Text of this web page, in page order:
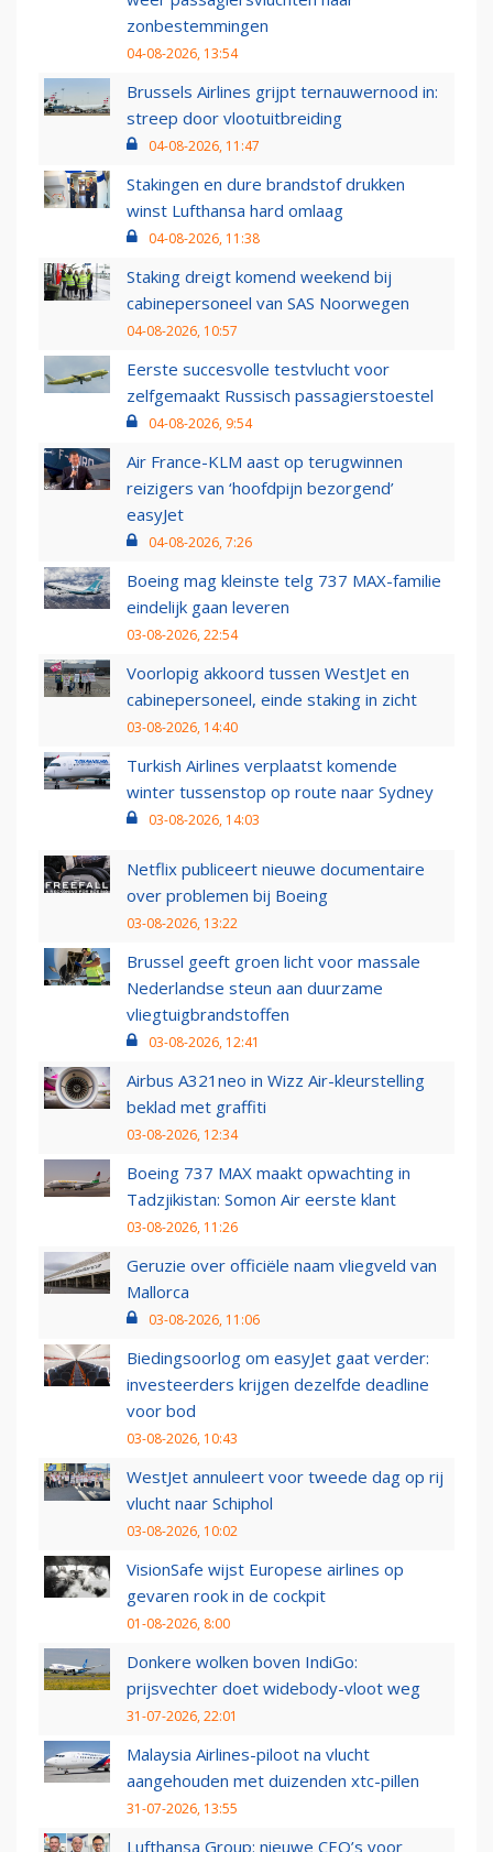
zonbestemmingen
04-08-2026, 13:54
Brussels Airlines grijpt ternauwernood in:
streep door vlootuitbreiding
04-08-2026, 11:47
Stakingen en dure brandstof drukken
winst Lufthansa hard omlaag
04-08-2026, 11:38
Staking dreigt komend weekend bij
cabinepersoneel van SAS Noorwegen
04-08-2026, 10:57
Eerste succesvolle testvlucht voor
zelfgemaakt Russisch passagierstoestel
04-08-2026, 9:54
Air France-KLM aast op terugwinnen
reizigers van ‘hoofdpijn bezorgend’
easyJet
04-08-2026, 7:26
Boeing mag kleinste telg 737 MAX-familie
eindelijk gaan leveren
03-08-2026, 22:54
Voorlopig akkoord tussen WestJet en
cabinepersoneel, einde staking in zicht
03-08-2026, 14:40
Turkish Airlines verplaatst komende
winter tussenstop op route naar Sydney
03-08-2026, 14:03
Netflix publiceert nieuwe documentaire
over problemen bij Boeing
03-08-2026, 13:22
Brussel geeft groen licht voor massale
Nederlandse steun aan duurzame
vliegtuigbrandstoffen
03-08-2026, 12:41
Airbus A321neo in Wizz Air-kleurstelling
beklad met graffiti
03-08-2026, 12:34
Boeing 737 MAX maakt opwachting in
Tadzjikistan: Somon Air eerste klant
03-08-2026, 11:26
Geruzie over officiële naam vliegveld van
Mallorca
03-08-2026, 11:06
Biedingsoorlog om easyJet gaat verder:
investeerders krijgen dezelfde deadline
voor bod
03-08-2026, 10:43
WestJet annuleert voor tweede dag op rij
vlucht naar Schiphol
03-08-2026, 10:02
VisionSafe wijst Europese airlines op
gevaren rook in de cockpit
01-08-2026, 8:00
Donkere wolken boven IndiGo:
prijsvechter doet widebody-vloot weg
31-07-2026, 22:01
Malaysia Airlines-piloot na vlucht
aangehouden met duizenden xtc-pillen
31-07-2026, 13:55
Lufthansa Group: nieuwe CEO’s voor